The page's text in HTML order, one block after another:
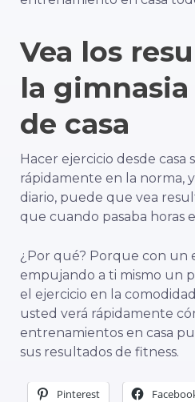
Vea los
la
de casa
Hacer ejercicio desde casa
rápidamente en la norma,
diario, puede que vea
que cuando pasaba horas
¿Por qué? Porque con un
empujando a ti mismo un
el ejercicio en la
usted verá rápidamente
entrenamientos en casa
sus resultados de fitness.
Pinterest